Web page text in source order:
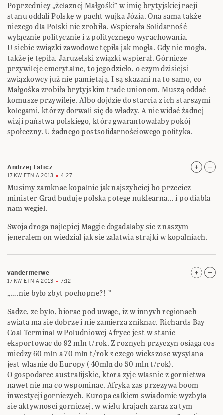
Poprzednicy „żelaznej Małgośki” w imię brytyjskiej racji
stanu oddali Polskę w pacht wujka Józia. Ona sama także
niczego dla Polski nie zrobiła. Wspierała Solidarność
wyłącznie politycznie i z politycznego wyrachowania.
U siebie związki zawodowe tępiła jak mogła. Gdy nie mogła,
także je tępiła. Jaruzelski związki wspierał. Górnicze
przywileje emerytalne, to jego dzieło, o czym dzisiejsi
związkowcy już nie pamiętają. I są skazani na to samo, co
Małgośka zrobiła brytyjskim trade unionom. Muszą oddać
komusze przywileje. Albo dojdzie do starcia z ich starszymi
kolegami, którzy dorwali się do władzy. A nie widać żadnej
wizji państwa polskiego, która gwarantowałaby pokój
społeczny. U żadnego postsolidarnościowego polityka.
Andrzej Falicz
17 KWIETNIA 2013 4:27
Musimy zamknac kopalnie jak najszybciej bo przeciez
minister Grad buduje polska potege nuklearna… i po diabla
nam wegiel.
Swoja droga najlepiej Maggie dogadalaby sie z naszym
jeneralem on wiedzial jak sie zalatwia strajki w kopalniach.
vandermerwe
17 KWIETNIA 2013 7:12
„….nie było zbyt pochopne?! ”
Sadze, ze bylo, biorac pod uwage, iz w innyvh regionach
swiata ma sie dobrze i nie zamierza zniknac. Richards Bay
Coal Terminal w Poludniowej Afryce jest w stanie
eksportowac do 92 mln t/rok. Z roznych przyczyn osiaga cos
miedzy 60 mln a 70 mln t/rok z czego wiekszosc wysylana
jest wlasnie do Europy ( 40mln do 50 mln t/rok).
O gospodarce australijskie, ktora zyje wlasnie z gornictwa
nawet nie ma co wspominac. Afryka zas przezywa boom
inwestycji gorniczych. Europa calkiem swiadomie wyzbyla
sie aktywnosci gorniczej, w wielu krajach zaraz za tym